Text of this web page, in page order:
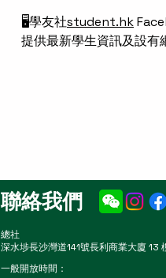
🖥️學友社student.hk
提供最新學生資訊及設有
聯絡我們
總社
深水埗長沙灣道141號長利商業大廈 13
一般開放時間：